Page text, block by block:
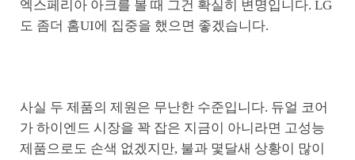
엑스페리아 아크를 볼 때 그건 확실히 변명입니다. LG
도 좀더 홈UI에 집중을 했으면 좋겠습니다.
사실 두 제품의 제원은 무난한 수준입니다. 듀얼 코어
가 하이엔드 시장을 꽉 잡은 지금이 아니라면 고성능
제품으로도 손색 없겠지만, 불과 몇달새 상황이 많이